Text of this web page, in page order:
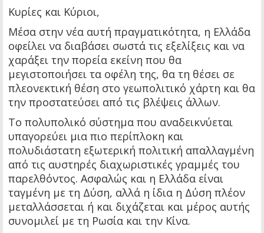
Κυρίες και Κύριοι,
Μέσα στην νέα αυτή πραγματικότητα, η Ελλάδα
οφείλει να διαβάσει σωστά τις εξελίξεις και να
χαράξει την πορεία εκείνη που θα
μεγιστοποιήσει τα οφέλη της, θα τη θέσει σε
πλεονεκτική θέση στο γεωπολιτικό χάρτη και θα
την προστατεύσει από τις βλέψεις άλλων.
Το πολυπολικό σύστημα που αναδεικνύεται
υπαγορεύει μια πιο περίπλοκη και
πολυδιάστατη εξωτερική πολιτική απαλλαγμένη
από τις αυστηρές διαχωριστικές γραμμές του
παρελθόντος. Ασφαλώς και η Ελλάδα είναι
ταγμένη με τη Δύση, αλλά η ίδια η Δύση πλέον
μεταλλάσσεται ή και διχάζεται και μέρος αυτής
συνομιλεί με τη Ρωσία και την Κίνα.